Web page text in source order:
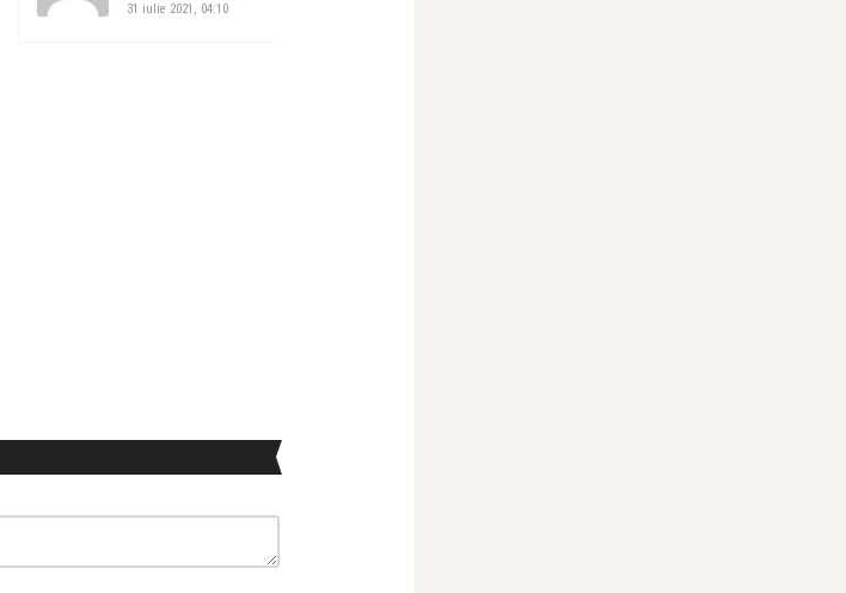
31 iulie 2021, 04:10